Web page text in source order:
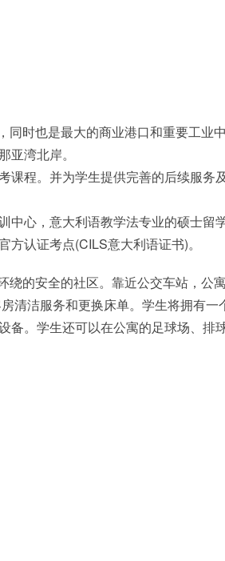
同时也是最大的商业港口和重要工业
湾北岸。
课程。并为学生提供完善的后续服务
中心，意大利语教学法专业的硕士留
认证考点(CILS意大利语证书)。
绕的安全的社区。靠近公交车站，公
清洁服务和更换床单。学生将拥有一
备。学生还可以在公寓的足球场、排